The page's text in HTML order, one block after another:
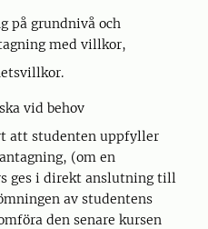
på grundnivå och
med villkor,
vid behov
att studenten uppfyller
(om en
ges i direkt anslutning till
av studentens
den senare kursen